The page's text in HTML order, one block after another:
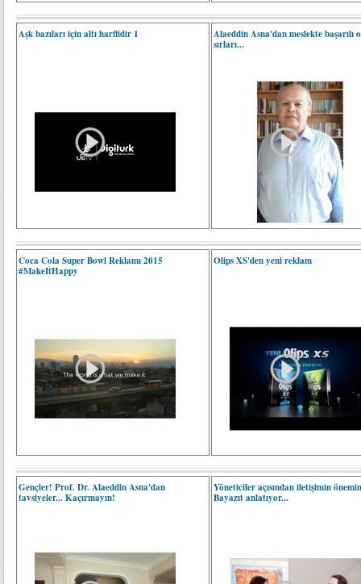
Aşk bazıları için altı harflidir 1
Alaeddin Asna'dan meslekte başarılı
sırları...
Coca Cola Super Bowl Reklamı 2015
#MakeItHappy
Olips XS'den yeni reklam
Gençler! Prof. Dr. Alaeddin Asna'dan
tavsiyeler... Kaçırmayın!
Yöneticiler açısından iletişimin
Bayazıt anlatıyor...